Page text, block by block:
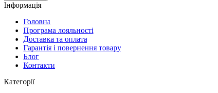
Інформація
Головна
Програма лояльності
Доставка та оплата
Гарантія і повернення товару
Блог
Контакти
Категорії